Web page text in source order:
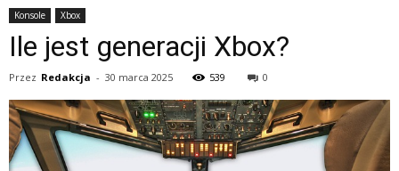
Konsole Xbox
Ile jest generacji Xbox?
Przez Redakcja - 30 marca 2025 539 0